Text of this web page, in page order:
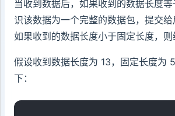
当收到数据后，如果收到的数据长度
识该数据为一个完整的数据包，提交给
如果收到的数据长度小于固定长度，则
假设收到数据长度为 13，固定长度为
下：